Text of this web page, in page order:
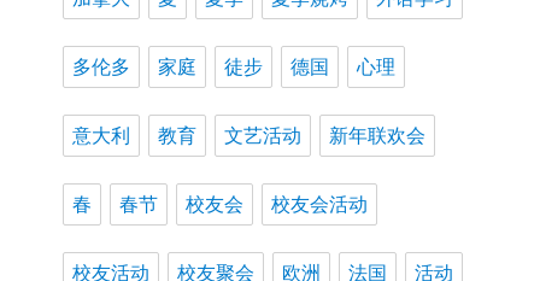
多伦多 家庭 徒步 德国 心理
意大利 教育 文艺活动 新年联欢会
春 春节 校友会 校友会活动
校友活动 校友聚会 欧洲 法国 活动